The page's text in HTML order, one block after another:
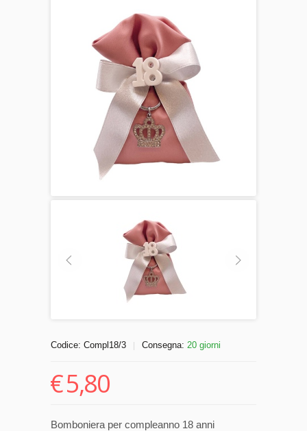
Codice: Compl18/3 Consegna: 20 giorni
€5,80
Bomboniera per compleanno 18 anni